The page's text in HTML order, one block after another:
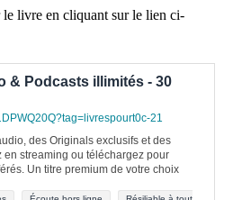
livre en cliquant sur le lien ci-
& Podcasts illimités - 30
21
des Originals exclusifs et des
streaming ou téléchargez pour
Un titre premium de votre choix